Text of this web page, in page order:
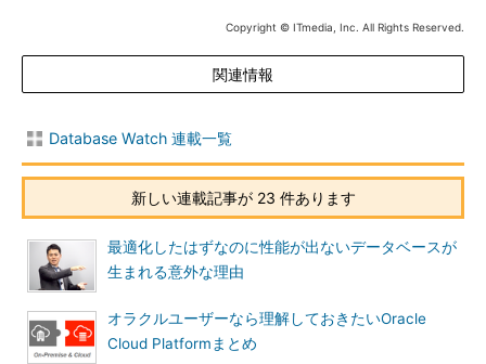
Copyright © ITmedia, Inc. All Rights Reserved.
関連情報
Database Watch 連載一覧
新しい連載記事が 23 件あります
最適化したはずなのに性能が出ないデータベースが
生まれる意外な理由
オラクルユーザーなら理解しておきたいOracle
Cloud Platformまとめ